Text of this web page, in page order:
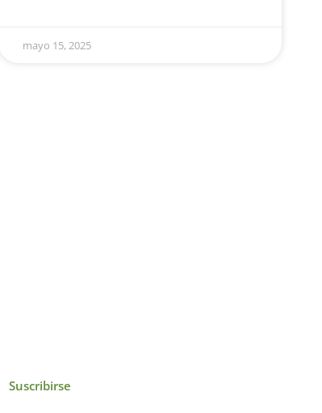
mayo 15, 2025
Suscribirse